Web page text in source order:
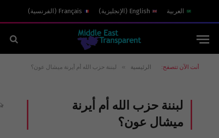
العربية English
( الإنجليزية)
Français
( الفرنسية)
أنت الآن تتصفح: الرئيسية » لبننة حزب الله أم أيرنة ميشال عون؟
لبننة حزب الله أم أيرنة
ميشال عون؟